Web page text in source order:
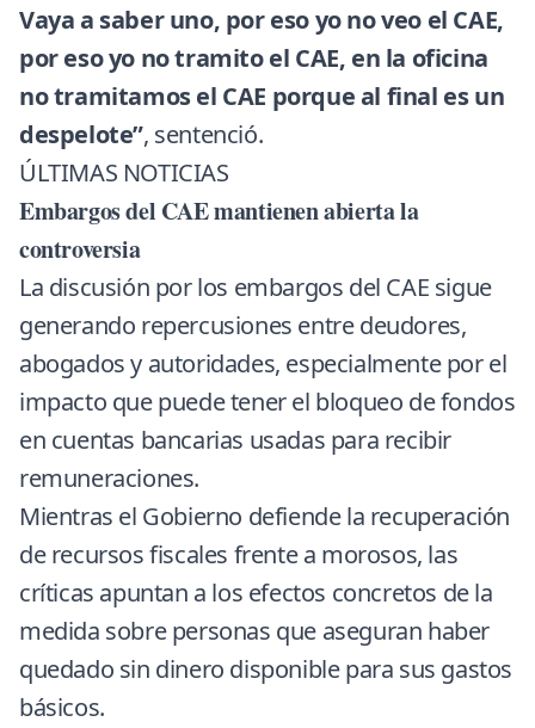
Vaya a saber uno, por eso yo no veo el CAE,
por eso yo no tramito el CAE, en la oficina
no tramitamos el CAE porque al final es un
despelote”, sentenció.
ÚLTIMAS NOTICIAS
Embargos del CAE mantienen abierta la
controversia
La discusión por los embargos del CAE sigue
generando repercusiones entre deudores,
abogados y autoridades, especialmente por el
impacto que puede tener el bloqueo de fondos
en cuentas bancarias usadas para recibir
remuneraciones.
Mientras el Gobierno defiende la recuperación
de recursos fiscales frente a morosos, las
críticas apuntan a los efectos concretos de la
medida sobre personas que aseguran haber
quedado sin dinero disponible para sus gastos
básicos.